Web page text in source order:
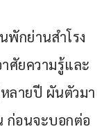
กย่านสำโรง
ศัยความรู้และ
ลายปี ผันตัวมา
ก่อนจะบอกต่อ